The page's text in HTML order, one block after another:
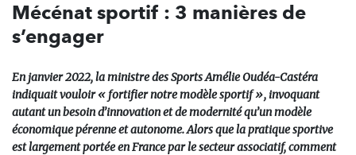
Mécénat sportif : 3 manières de
s’engager
En janvier 2022, la ministre des Sports Amélie Oudéa-Castéra
indiquait vouloir « fortifier notre modèle sportif », invoquant
autant un besoin d’innovation et de modernité qu’un modèle
économique pérenne et autonome. Alors que la pratique sportive
est largement portée en France par le secteur associatif, comment